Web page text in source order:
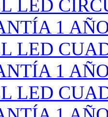
LED
1
LED
1
LED